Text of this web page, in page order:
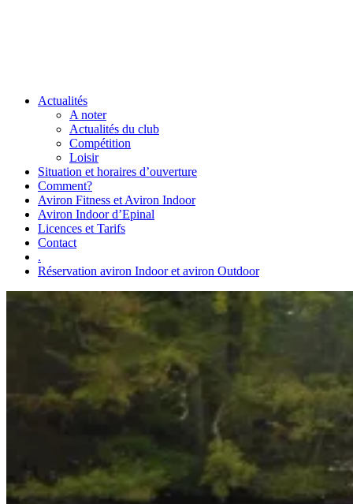
Actualités
A noter
Actualités du club
Compétition
Loisir
Situation et horaires d’ouverture
Comment?
Aviron Fitness et Aviron Indoor
Aviron Indoor d’Epinal
Licences et Tarifs
Contact
.
Réservation aviron Indoor et aviron Outdoor